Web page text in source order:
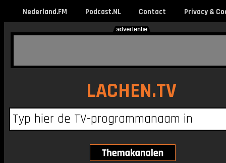
Nederland.FM Podcast.NL Contact Privacy &
LACHEN.TV